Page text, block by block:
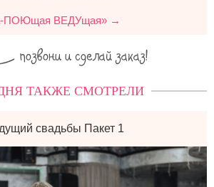
ПОЮщая ВЕДУщая» →
ТАКЖЕ СМОТРЕЛИ
свадьбы Пакет 1